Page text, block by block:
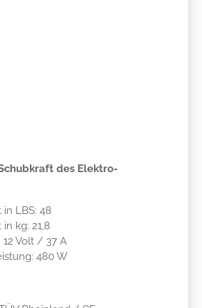
des Elektro-
LBS: 48
kg: 21,8
12 Volt / 37 A
480 W